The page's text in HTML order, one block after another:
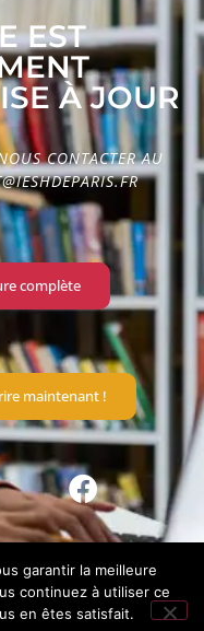
EST
À JOUR
CONTACTER AU
complète
maintenant !
garantir la meilleure
continuez à utiliser ce
en êtes satisfait.